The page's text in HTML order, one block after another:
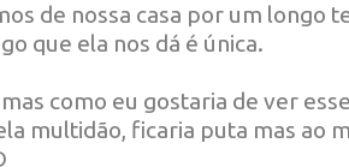
de nossa casa por um longo
que ela nos dá é única.
como eu gostaria de ver
multidão, ficaria puta mas ao